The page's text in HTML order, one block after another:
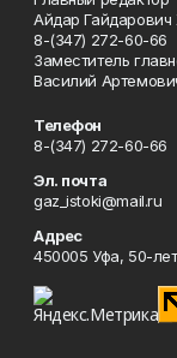
Айдар
8-(347) 272-60-66
Заместитель
Василий
Телефон
8-(347) 272-60-66
Эл. почта
gaz_istoki@mail.ru
Адрес
450005 Уфа, 50-